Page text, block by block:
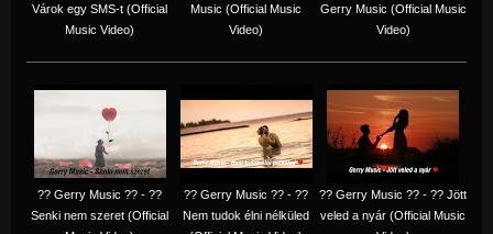
Várok egy SMS-t (Official
Music Video)
Music (Official Music
Video)
Gerry Music (Official Music
Video)
?? Gerry Music ?? - ??
Senki nem szeret (Official
?? Gerry Music ?? - ??
Nem tudok élni nélküled
?? Gerry Music ?? - ?? Jött
veled a nyár (Official Music